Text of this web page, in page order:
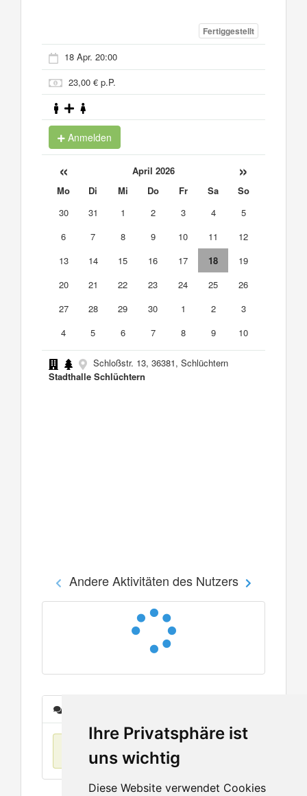
Ihre Privatsphäre ist
uns wichtig
Diese Website verwendet Cookies
Fertiggestellt
18 Apr. 20:00
23,00 € p.P.
Anmelden
« April 2026 »
Mo Di Mi Do Fr Sa
So
30
31 1 2 3 4
5
6
7 8 9 10 11
12
13
14 15 16 17 18
19
20
21 22 23 24 25
26
27
28 29 30 1 2
3
4
5 6 7 8 9 10
Schloßstr. 13, 36381, Schlüchtern
Stadthalle Schlüchtern
Andere Aktivitäten des Nutzers
Keine Einträge